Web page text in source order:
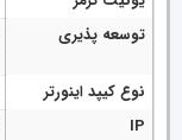
توسعه پذیری
نوع کیپد اینورتر
IP